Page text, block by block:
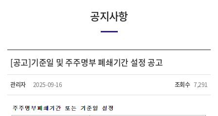
공지사항
[공고]기준일 및 주주명부 폐쇄기간 설정 공고
관리자 2025-09-16 조회수 7,291